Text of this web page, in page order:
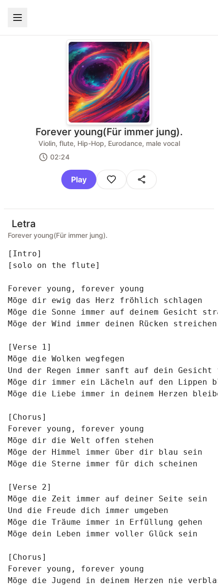
Forever young(Für immer jung).
Violin, flute, Hip-Hop, Eurodance, male vocal
02:24
Play
Letra
Forever young(Für immer jung).
[Intro]
[solo on the flute]
Forever young, forever young
Möge dir ewig das Herz fröhlich schlagen
Möge die Sonne immer auf deinem Gesicht
Möge der Wind immer deinen Rücken streichen
[Verse 1]
Möge die Wolken wegfegen
Und der Regen immer sanft auf dein
Möge dir immer ein Lächeln auf den Lippen
Möge die Liebe immer in deinem Herzen
[Chorus]
Forever young, forever young
Möge dir die Welt offen stehen
Möge der Himmel immer über dir blau sein
Möge die Sterne immer für dich scheinen
[Verse 2]
Möge die Zeit immer auf deiner Seite sein
Und die Freude dich immer umgeben
Möge die Träume immer in Erfüllung gehen
Möge dein Leben immer voller Glück sein
[Chorus]
Forever young, forever young
Möge die Jugend in deinem Herzen nie